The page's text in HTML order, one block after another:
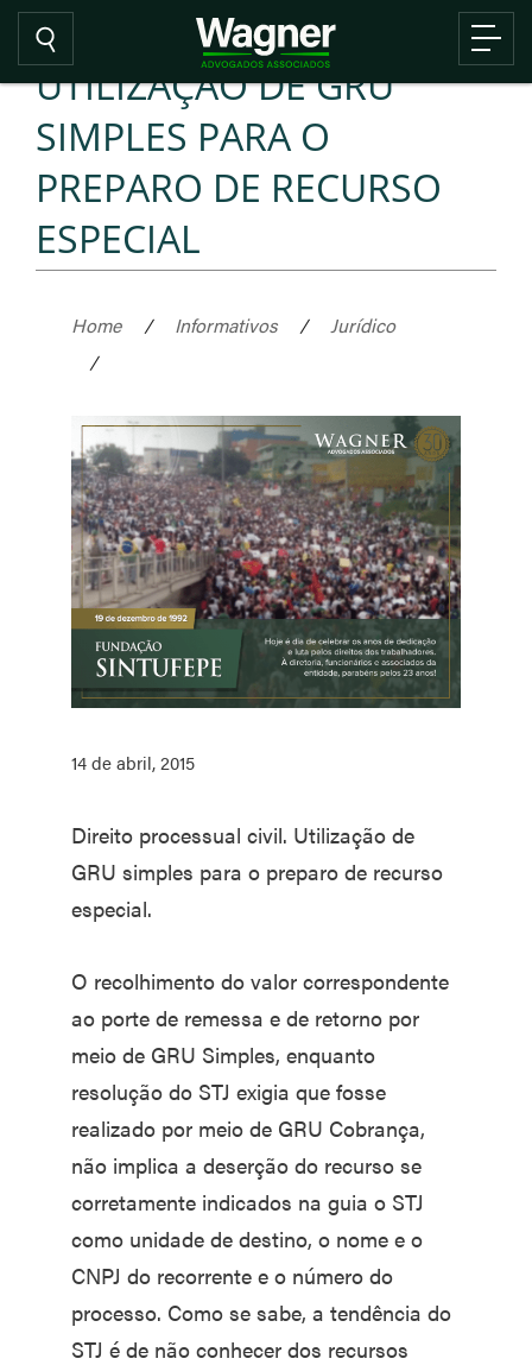
UTILIZAÇÃO DE GRU
SIMPLES PARA O
PREPARO DE RECURSO
ESPECIAL
Home / Informativos /
Jurídico
/
14 de abril, 2015
Direito processual civil. Utilização de
GRU simples para o preparo de recurso
especial.
O recolhimento do valor correspondente
ao porte de remessa e de retorno por
meio de GRU Simples, enquanto
resolução do STJ exigia que fosse
realizado por meio de GRU Cobrança,
não implica a deserção do recurso se
corretamente indicados na guia o STJ
como unidade de destino, o nome e o
CNPJ do recorrente e o número do
processo. Como se sabe, a tendência do
STJ é de não conhecer dos recursos